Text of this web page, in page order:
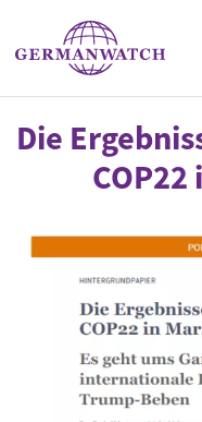
Direkt zum Inhalt
Stichwortsuche
Die